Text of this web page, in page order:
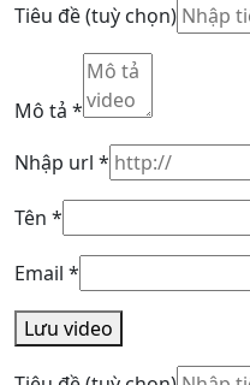
Tiêu đề(tuỳ chọn)
Mô tả *
Nhập url *
Tên *
Email *
Lưu video